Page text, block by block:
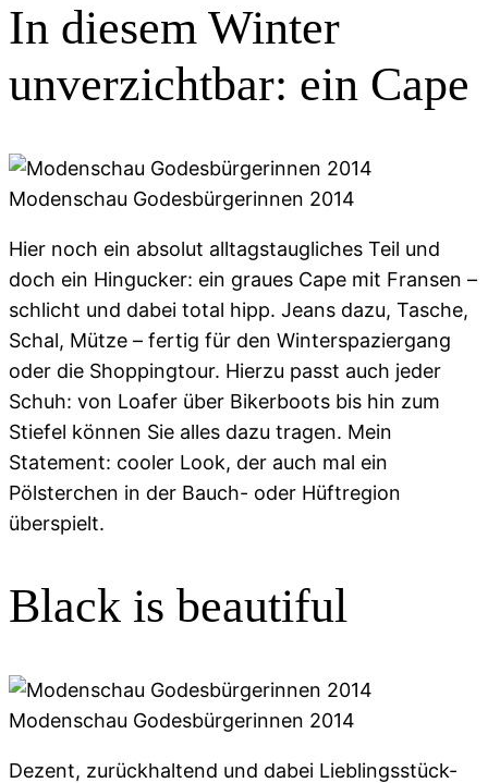
In diesem Winter
unverzichtbar: ein Cape
Modenschau Godesbürgerinnen 2014
Hier noch ein absolut alltagstaugliches Teil und
doch ein Hingucker: ein graues Cape mit Fransen –
schlicht und dabei total hipp. Jeans dazu, Tasche,
Schal, Mütze – fertig für den Winterspaziergang
oder die Shoppingtour. Hierzu passt auch jeder
Schuh: von Loafer über Bikerboots bis hin zum
Stiefel können Sie alles dazu tragen. Mein
Statement: cooler Look, der auch mal ein
Pölsterchen in der Bauch- oder Hüftregion
überspielt.
Black is beautiful
Modenschau Godesbürgerinnen 2014
Dezent, zurückhaltend und dabei Lieblingsstück-